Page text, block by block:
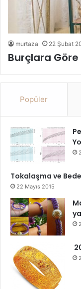
murtaza 22 Şubat
Burçlara
Popüler
Tokalaşma ve
22 Mayıs 2015